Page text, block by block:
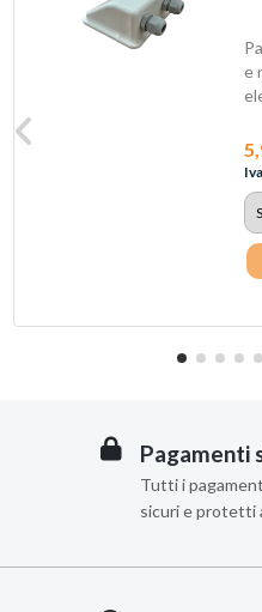
e
Pagamenti
Tutti i
sicuri e protetti